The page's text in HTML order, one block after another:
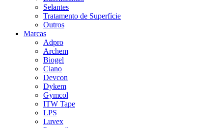
Selantes
Tratamento de Superfície
Outros
Marcas
Adpro
Archem
Biogel
Ciano
Devcon
Dykem
Gymcol
ITW Tape
LPS
Luvex